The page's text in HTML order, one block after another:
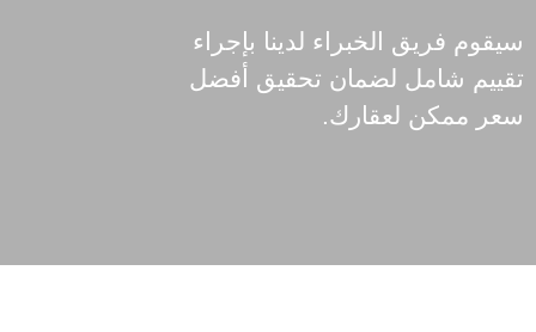
سيقوم فريق الخبراء لدينا بإجراء
تقييم شامل لضمان تحقيق أفضل
سعر ممكن لعقارك.